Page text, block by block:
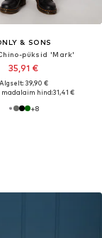
& SONS
püksid 'Mark'
35,91 €
Algselt: 39,90 €
madalaim hind:31,41 €
+8